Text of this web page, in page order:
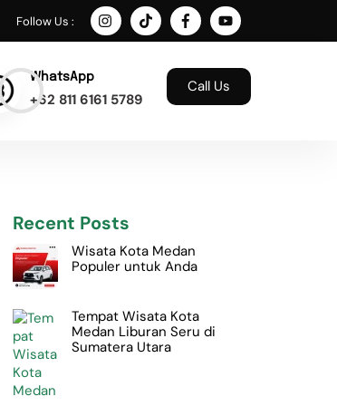
Follow Us :
WhatsApp
+62 811 6161 5789
Call Us
Recent Posts
Wisata Kota Medan
Populer untuk Anda
Tempat Wisata Kota
Medan Liburan Seru di
Sumatera Utara